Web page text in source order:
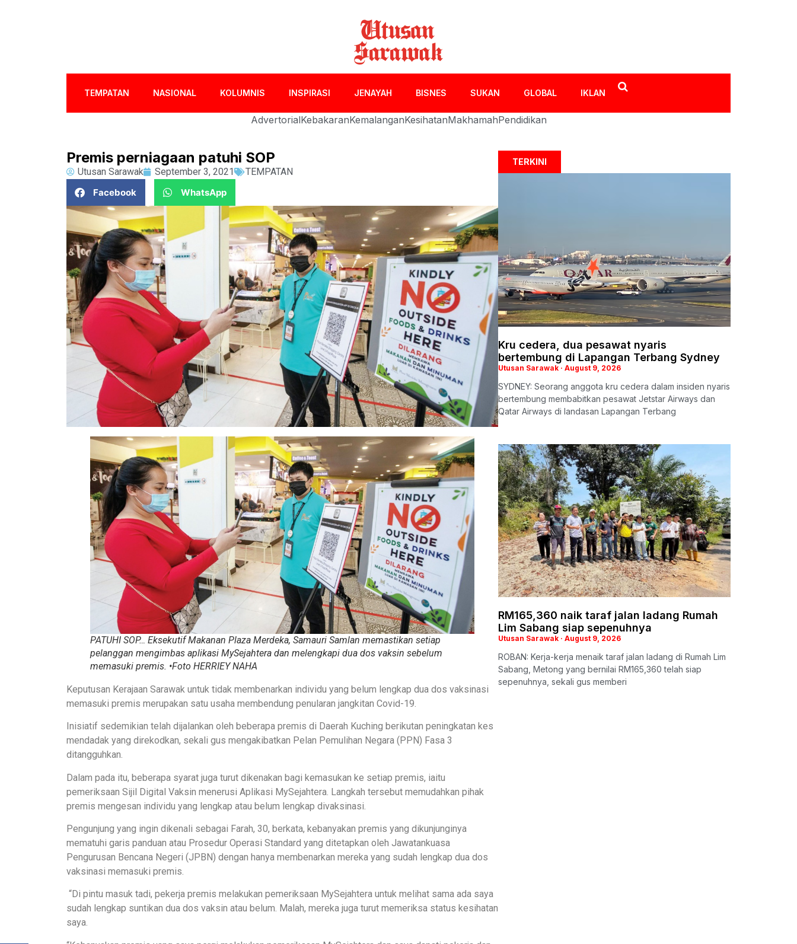
TEMPATAN NASIONAL KOLUMNIS INSPIRASI JENAYAH BISNES SUKAN GLOBAL IKLAN
AdvertorialKebakaranKemalanganKesihatanMakhamahPendidikan
Premis perniagaan patuhi SOP
Utusan Sarawak September 3, 2021
TEMPATAN
Facebook
WhatsApp
PATUHI SOP… Eksekutif Makanan Plaza Merdeka, Samauri Samlan memastikan setiap
pelanggan mengimbas aplikasi MySejahtera dan melengkapi dua dos vaksin sebelum
memasuki premis. •Foto HERRIEY NAHA
Keputusan Kerajaan Sarawak untuk tidak membenarkan individu yang belum lengkap dua dos vaksinasi
memasuki premis merupakan satu usaha membendung penularan jangkitan Covid-19.
Inisiatif sedemikian telah dijalankan oleh beberapa premis di Daerah Kuching berikutan peningkatan kes
mendadak yang direkodkan, sekali gus mengakibatkan Pelan Pemulihan Negara (PPN) Fasa 3
ditangguhkan.
Dalam pada itu, beberapa syarat juga turut dikenakan bagi kemasukan ke setiap premis, iaitu
pemeriksaan Sijil Digital Vaksin menerusi Aplikasi MySejahtera. Langkah tersebut memudahkan pihak
premis mengesan individu yang lengkap atau belum lengkap divaksinasi.
Pengunjung yang ingin dikenali sebagai Farah, 30, berkata, kebanyakan premis yang dikunjunginya
mematuhi garis panduan atau Prosedur Operasi Standard yang ditetapkan oleh Jawatankuasa
Pengurusan Bencana Negeri (JPBN) dengan hanya membenarkan mereka yang sudah lengkap dua dos
vaksinasi memasuki premis.
“Di pintu masuk tadi, pekerja premis melakukan pemeriksaan MySejahtera untuk melihat sama ada saya
sudah lengkap suntikan dua dos vaksin atau belum. Malah, mereka juga turut memeriksa status kesihatan
saya.
TERKINI
Kru cedera, dua pesawat nyaris
bertembung di Lapangan Terbang Sydney
Utusan Sarawak August 9, 2026
SYDNEY: Seorang anggota kru cedera dalam insiden nyaris
bertembung membabitkan pesawat Jetstar Airways dan
Qatar Airways di landasan Lapangan Terbang
RM165,360 naik taraf jalan ladang Rumah
Lim Sabang siap sepenuhnya
Utusan Sarawak August 9, 2026
ROBAN: Kerja-kerja menaik taraf jalan ladang di Rumah Lim
Sabang, Metong yang bernilai RM165,360 telah siap
sepenuhnya, sekali gus memberi